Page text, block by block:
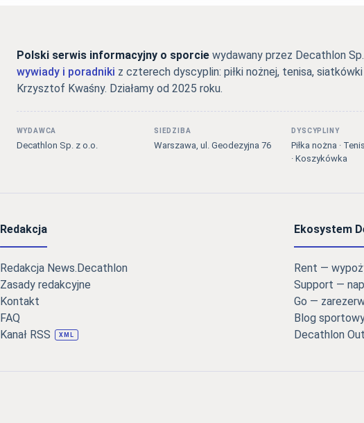
Polski serwis informacyjny o sporciewydawany przez Decathlon
wywiady i poradniki z czterech dyscyplin: piłki nożnej, tenisa,
Krzysztof Kwaśny. Działamy od 2025 roku.
WYDAWCA
Decathlon Sp. z o.o.
SIEDZIBA
Warszawa, ul. Geodezyjna 76
DYSCYPLINY
Piłka nożna ·
· Koszykówka
Redakcja
Redakcja News.Decathlon
Zasady redakcyjne
Kontakt
FAQ
Kanał RSS
XML
Ekosystem
Rent —
Support —
Go —
Blog
Decathlon